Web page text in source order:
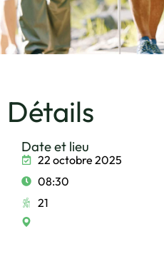
Détails
Date et lieu
22 octobre 2025
08:30
21